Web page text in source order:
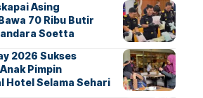
Asing
70 Ribu Butir
Soetta
2026 Sukses
Pimpin
Hotel Selama Sehari